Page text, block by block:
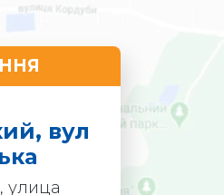
вул
улица